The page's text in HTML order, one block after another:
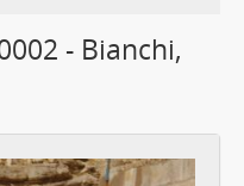
- Bianchi,